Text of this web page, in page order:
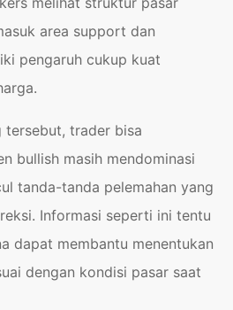
area support dan
pengaruh cukup kuat
tersebut, trader bisa
bullish masih mendominasi
tanda-tanda pelemahan yang
Informasi seperti ini tentu
dapat membantu menentukan
dengan kondisi pasar saat